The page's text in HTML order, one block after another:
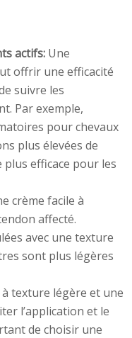
actifs: Une
offrir une efficacité
suivre les
Par exemple,
pour chevaux
plus élevées de
efficace pour les
crème facile à
affecté.
avec une texture
sont plus légères
à texture légère et une
l’application et le
de choisir une